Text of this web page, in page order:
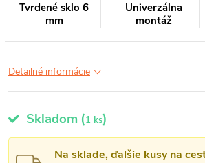
Tvrdené sklo 6
mm
Univerzálna
montáž
Detailné informácie
Skladom (1 ks)
Na sklade, ďalšie kusy na